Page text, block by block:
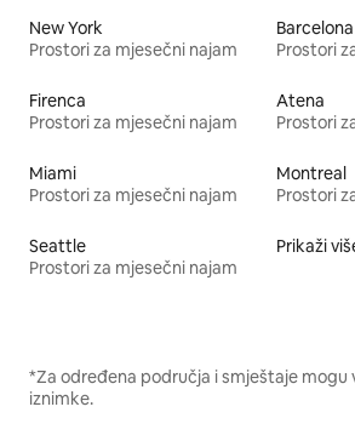
New York
Prostori za mjesečni najam
Barcelona
Prostori
Firenca
Prostori za mjesečni najam
Atena
Prostori
Miami
Prostori za mjesečni najam
Montreal
Prostori
Seattle
Prostori za mjesečni najam
Prikaži
*Za određena područja i smještaje mogu
iznimke.